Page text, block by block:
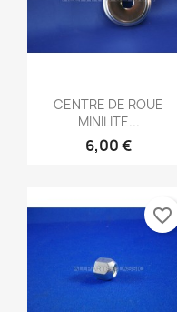
Aperçu rapide
CENTRE DE ROUE
MINILITE...
6,00 €
favorite_border